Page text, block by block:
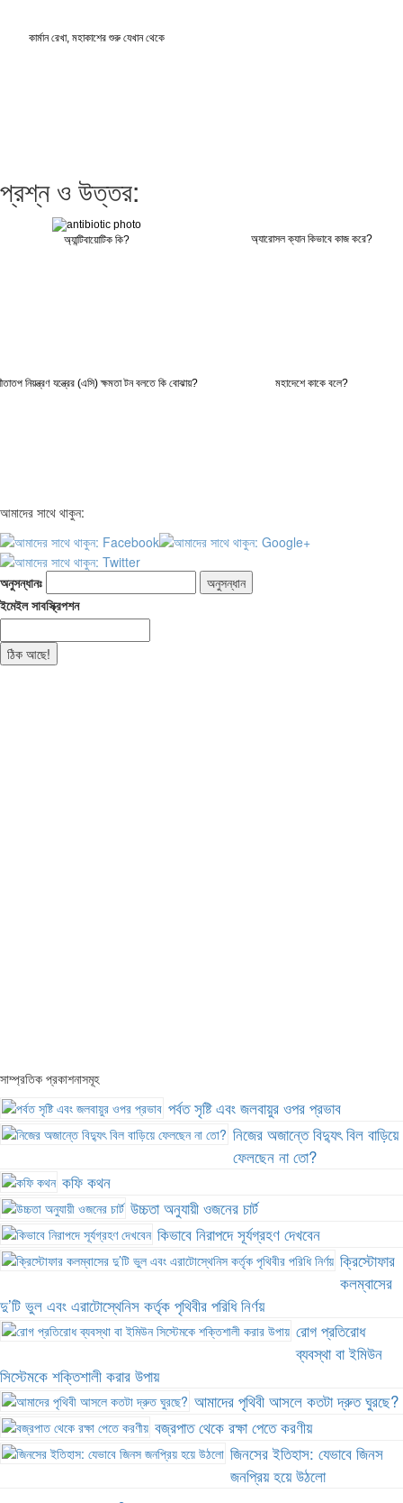
কার্মান রেখা, মহাকাশের শুরু যেখান থেকে
প্রশ্ন ও উত্তর:
অ্যান্টিবায়োটিক কি? অ্যারোসল ক্যান কিভাবে কাজ করে?
নিয়ন্ত্রণ যন্ত্রের (এসি) ক্ষমতা টন বলতে কি বোঝায়? মহাদেশে কাকে বলে?
আমাদের সাথে থাকুন:
অনুসন্ধানঃ
ইমেইল সাবস্ক্রিপশন
সাম্প্রতিক প্রকাশনাসমূহ
পর্বত সৃষ্টি এবং জলবায়ুর ওপর প্রভাব
নিজের অজান্তে বিদ্যুৎ বিল বাড়িয়ে
ফেলছেন না তো?
কফি কথন
উচ্চতা অনুযায়ী ওজনের চার্ট
কিভাবে নিরাপদে সূর্যগ্রহণ দেখবেন
ক্রিস্টোফার
কলম্বাসের
দু’টি ভুল এবং এরাটোস্থেনিস কর্তৃক পৃথিবীর পরিধি নির্ণয়
রোগ প্রতিরোধ
ব্যবস্থা বা ইমিউন
সিস্টেমকে শক্তিশালী করার উপায়
আমাদের পৃথিবী আসলে কতটা দ্রুত ঘুরছে?
বজ্রপাত থেকে রক্ষা পেতে করণীয়
জিনসের ইতিহাস: যেভাবে জিনস
জনপ্রিয় হয়ে উঠলো